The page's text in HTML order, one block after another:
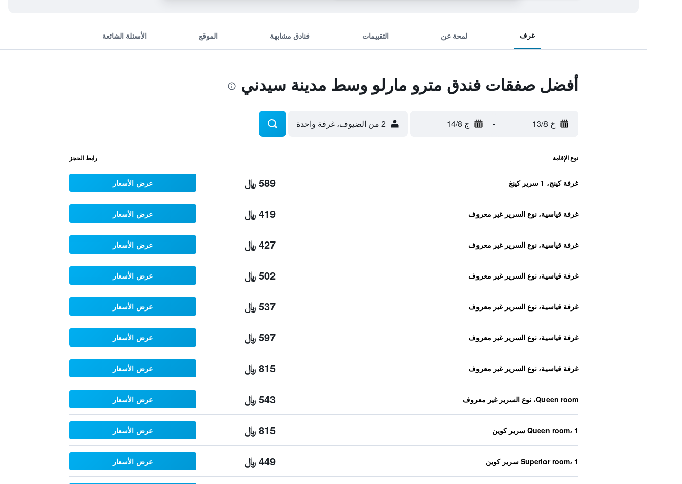
غرف لمحة عن التقييمات فنادق مشابهة الموقع الأسئلة الشائعة
أفضل صفقات فندق مترو مارلو وسط مدينة سيدني
خ 13/8 - ج 14/8 2 من الضيوف، غرفة واحدة
نوع الإقامة رابط الحجز
غرفة كينج، 1 سرير كينغ 589 ﷼ عرض الأسعار
غرفة قياسية، نوع السرير غير معروف 419 ﷼ عرض الأسعار
غرفة قياسية، نوع السرير غير معروف 427 ﷼ عرض الأسعار
غرفة قياسية، نوع السرير غير معروف 502 ﷼ عرض الأسعار
غرفة قياسية، نوع السرير غير معروف 537 ﷼ عرض الأسعار
غرفة قياسية، نوع السرير غير معروف 597 ﷼ عرض الأسعار
غرفة قياسية، نوع السرير غير معروف 815 ﷼ عرض الأسعار
Queen room، نوع السرير غير معروف 543 ﷼ عرض الأسعار
Queen room، 1 سرير كوين 815 ﷼ عرض الأسعار
Superior room، 1 سرير كوين 449 ﷼ عرض الأسعار